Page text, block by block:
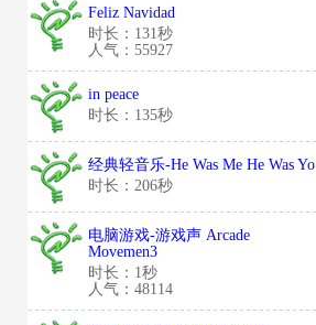
Feliz Navidad
时长：131秒
人气：55927
in peace
时长：135秒
经典轻音乐-He Was Me He Was Yo
时长：206秒
电脑游戏-游戏声 Arcade
Movemen3
时长：1秒
人气：48114